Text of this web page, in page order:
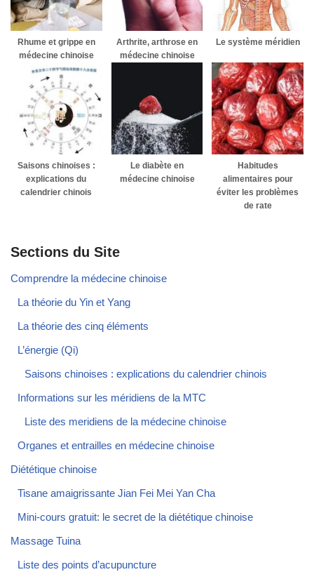
Rhume et grippe en
médecine chinoise
Arthrite, arthrose en
médecine chinoise
Le système méridien
Saisons chinoises :
explications du
calendrier chinois
Le diabète en
médecine chinoise
Habitudes
alimentaires pour
éviter les problèmes
de rate
Sections du Site
Comprendre la médecine chinoise
La théorie du Yin et Yang
La théorie des cinq éléments
L’énergie (Qi)
Saisons chinoises : explications du calendrier chinois
Informations sur les méridiens de la MTC
Liste des meridiens de la médecine chinoise
Organes et entrailles en médecine chinoise
Diététique chinoise
Tisane amaigrissante Jian Fei Mei Yan Cha
Mini-cours gratuit: le secret de la diététique chinoise
Massage Tuina
Liste des points d’acupuncture